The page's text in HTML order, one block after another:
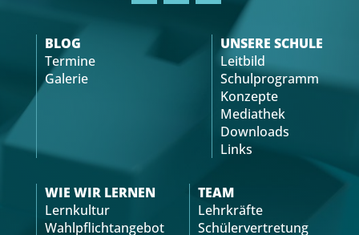
BLOG
Termine
Galerie
UNSERE SCHULE
Leitbild
Schulprogramm
Konzepte
Mediathek
Downloads
Links
WIE WIR LERNEN
Lernkultur
Wahlpflichtangebot
TEAM
Lehrkräfte
Schülervertretung